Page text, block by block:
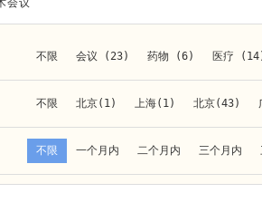
会议
不限 会议 (23) 药物 (6) 医疗
材料 (11) 材料化工 (1) 新材料 (1)
不限 北京(1) 上海(1) 北京(43)
贵阳(1)
不限 一个月内 二个月内 三个月内